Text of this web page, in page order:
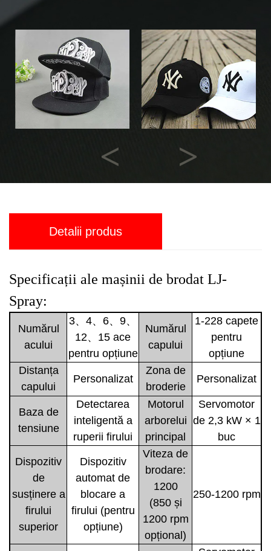
Next
Detalii produs
Specificații ale mașinii de brodat LJ-
Spray:
Numărul
acului
3、4、6、9、
12、15 ace
pentru opțiune
Numărul
capului
1-228 capete
pentru
opțiune
Distanța
capului
Personalizat
Zona de
broderie
Personalizat
Baza de
tensiune
Detectarea
inteligentă a
ruperii firului
Motorul
arborelui
principal
Servomotor
de 2,3 kW × 1
buc
Dispozitiv
de
susținere a
firului
superior
Dispozitiv
automat de
blocare a
firului (pentru
opțiune)
Viteza de
brodare:
1200
(850 și
1200 rpm
opțional)
250-1200 rpm